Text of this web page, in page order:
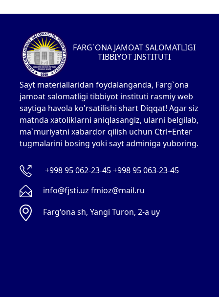
FARG`ONA JAMOAT SALOMATLIGI
TIBBIYOT INSTITUTI
Sayt materiallaridan foydalanganda, Farg`ona
jamoat salomatligi tibbiyot instituti rasmiy web
saytiga havola ko'rsatilishi shart Diqqat! Agar siz
matnda xatoliklarni aniqlasangiz, ularni belgilab,
ma`muriyatni xabardor qilish uchun Ctrl+Enter
tugmalarini bosing yoki sayt adminiga yuboring.
+998 95 062-23-45 +998 95 063-23-45
info@fjsti.uz fmioz@mail.ru
Fargʻona sh, Yangi Turon, 2-a uy